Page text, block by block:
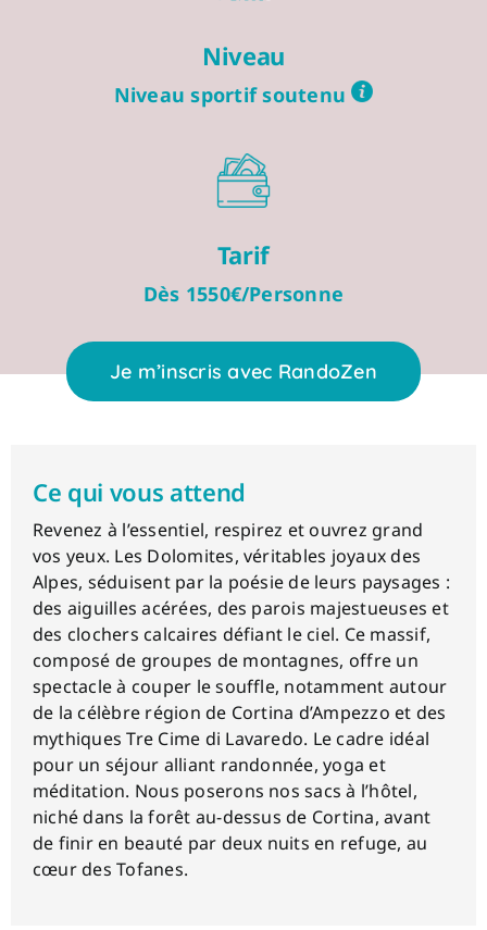
Niveau
Niveau sportif soutenu
Tarif
Dès 1550€/Personne
Je m’inscris avec RandoZen
Ce qui vous attend
Revenez à l’essentiel, respirez et ouvrez grand
vos yeux. Les Dolomites, véritables joyaux des
Alpes, séduisent par la poésie de leurs paysages :
des aiguilles acérées, des parois majestueuses et
des clochers calcaires défiant le ciel. Ce massif,
composé de groupes de montagnes, offre un
spectacle à couper le souffle, notamment autour
de la célèbre région de Cortina d’Ampezzo et des
mythiques Tre Cime di Lavaredo. Le cadre idéal
pour un séjour alliant randonnée, yoga et
méditation. Nous poserons nos sacs à l’hôtel,
niché dans la forêt au-dessus de Cortina, avant
de finir en beauté par deux nuits en refuge, au
cœur des Tofanes.